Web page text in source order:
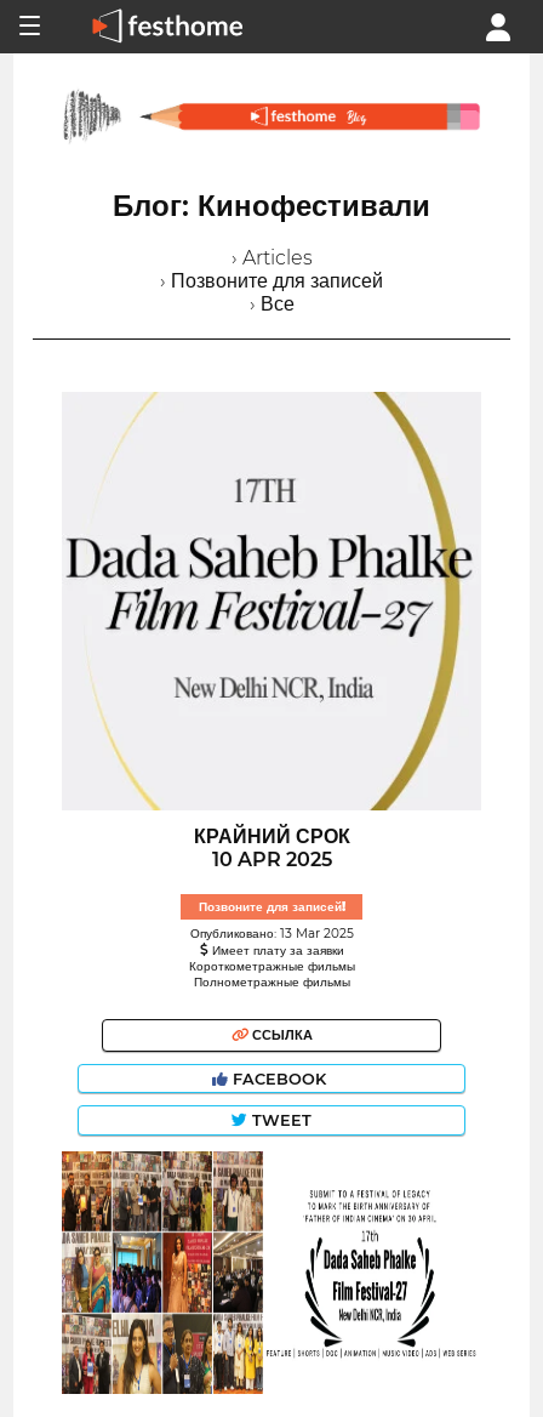
Блог: Кинофестивали
› Articles
› Позвоните для записей
› Все
КРАЙНИЙ СРОК
10 APR 2025
Позвоните для записей!
Опубликовано: 13 Mar 2025
Имеет плату за заявки
Короткометражные фильмы
Полнометражные фильмы
ССЫЛКА
FACEBOOK
TWEET